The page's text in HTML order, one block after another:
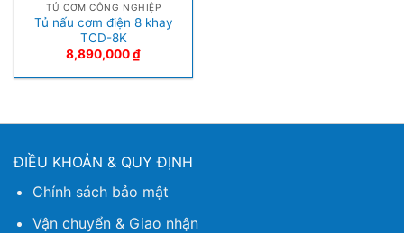
TỦ CƠM CÔNG NGHIỆP
Tủ nấu cơm điện 8 khay
TCD-8K
8,890,000₫
ĐIỀU KHOẢN & QUY ĐỊNH
Chính sách bảo mật
Vận chuyển & Giao nhận